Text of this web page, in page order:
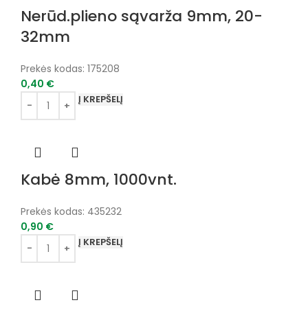
Nerūd.plieno sąvarža 9mm, 20-
32mm
Prekės kodas: 175208
0,40 €
Į KREPŠELĮ
Kabė 8mm, 1000vnt.
Prekės kodas: 435232
0,90 €
Į KREPŠELĮ